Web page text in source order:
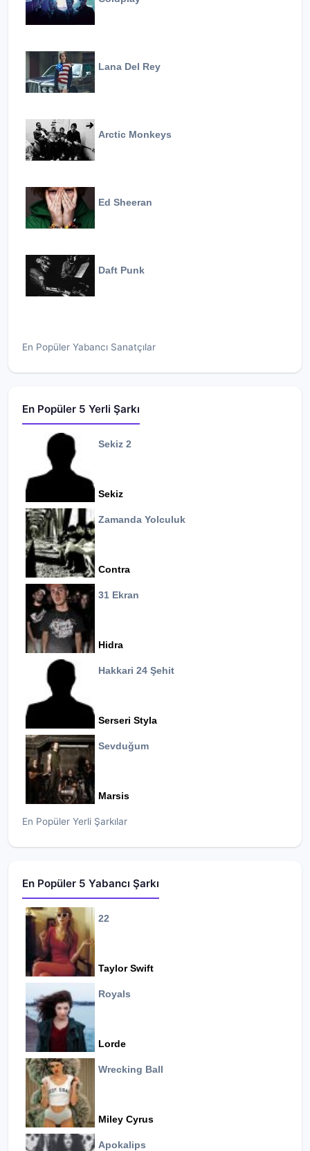
Lana Del Rey
Arctic Monkeys
Ed Sheeran
Daft Punk
En Popüler Yabancı Sanatçılar
En Popüler 5 Yerli Şarkı
Sekiz 2
Sekiz
Zamanda Yolculuk
Contra
31 Ekran
Hidra
Hakkari 24 Şehit
Serseri Styla
Sevduğum
Marsis
En Popüler Yerli Şarkılar
En Popüler 5 Yabancı Şarkı
22
Taylor Swift
Royals
Lorde
Wrecking Ball
Miley Cyrus
Apokalips